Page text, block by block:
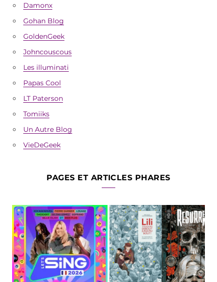
Damonx
Gohan Blog
GoldenGeek
Johncouscous
Les illuminati
Papas Cool
LT Paterson
Tomiiks
Un Autre Blog
VieDeGeek
PAGES ET ARTICLES PHARES